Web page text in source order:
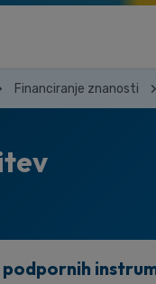
Financiranje znanosti